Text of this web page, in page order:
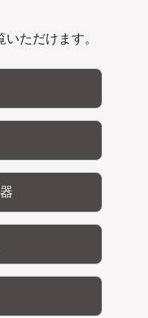
ただけます。